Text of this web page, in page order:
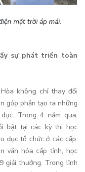
mặt trời áp mái.
sự phát triển toàn
không chỉ thay đổi
góp phần tạo ra những
Trong 4 năm qua,
bật tại các kỳ thi học
dục tổ chức ở các cấp.
văn hóa cấp tỉnh, học
giải thưởng. Trong lĩnh